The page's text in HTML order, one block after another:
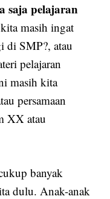
saja pelajaran
masih ingat
di SMP?, atau
pelajaran
masih kita
persamaan
XX atau
banyak
dulu. Anak-anak